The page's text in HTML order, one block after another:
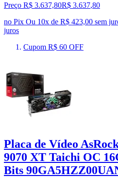
Preço R$ 3.637,80R$ 3.637,80
no Pix Ou 10x de R$ 423,00 sem
juros
Cupom R$ 60 OFF
Placa de Vídeo
9070 XT Taichi OC
Bits